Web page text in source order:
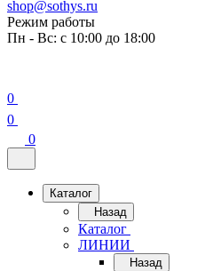
shop@sothys.ru
Режим работы
Пн - Вс: с 10:00 до 18:00
0
0
0
Каталог
Назад
Каталог
ЛИНИИ
Назад